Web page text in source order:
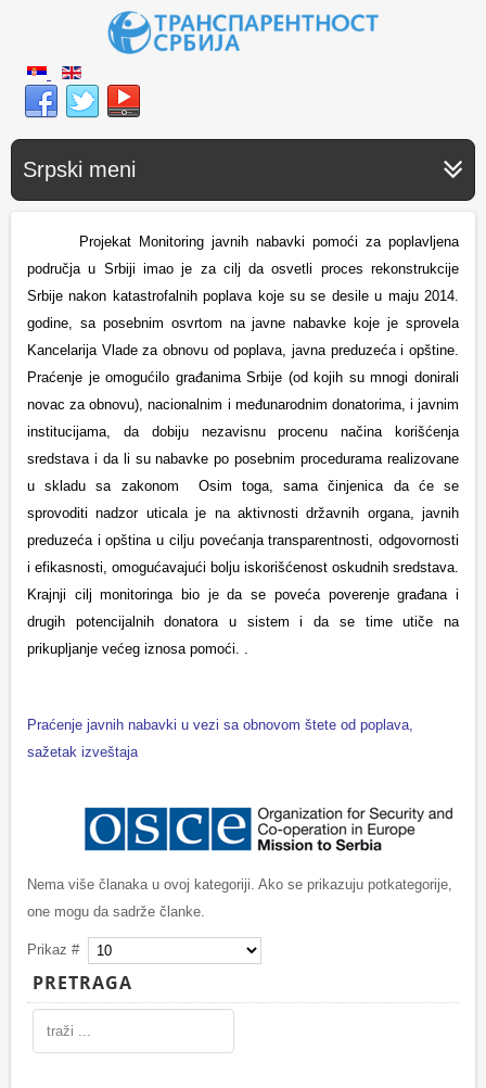
Srpski meni
Projekat Monitoring javnih nabavki pomoći za poplavljena
područja u Srbiji imao je za cilj da osvetli proces rekonstrukcije
Srbije nakon katastrofalnih poplava koje su se desile u maju 2014.
godine, sa posebnim osvrtom na javne nabavke koje je sprovela
Kancelarija Vlade za obnovu od poplava, javna preduzeća i opštine.
Praćenje je omogućilo građanima Srbije (od kojih su mnogi donirali
novac za obnovu), nacionalnim i međunarodnim donatorima, i javnim
institucijama, da dobiju nezavisnu procenu načina korišćenja
sredstava i da li su nabavke po posebnim procedurama realizovane
u skladu sa zakonom Osim toga, sama činjenica da će se
sprovoditi nadzor uticala je na aktivnosti državnih organa, javnih
preduzeća i opština u cilju povećanja transparentnosti, odgovornosti
i efikasnosti, omogućavajući bolju iskorišćenost oskudnih sredstava.
Krajnji cilj monitoringa bio je da se poveća poverenje građana i
drugih potencijalnih donatora u sistem i da se time utiče na
prikupljanje većeg iznosa pomoći. .
Praćenje javnih nabavki u vezi sa obnovom štete od poplava,
sažetak izveštaja
Nema više članaka u ovoj kategoriji. Ako se prikazuju potkategorije,
one mogu da sadrže članke.
Prikaz #
PRETRAGA